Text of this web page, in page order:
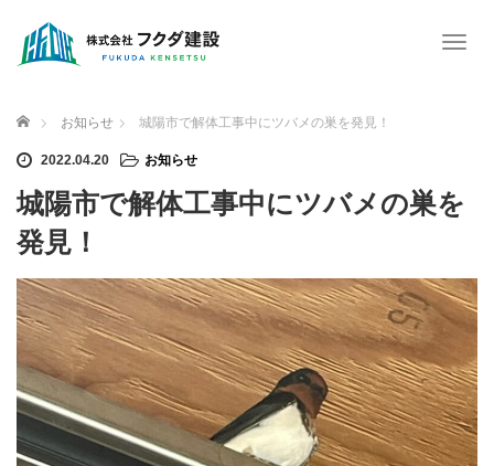
T
a
v
a
t
n
ホーム お知らせ 城陽市で解体工事中にツバメの巣を発見！
2022.04.20 お知らせ
城陽市で解体工事中にツバメの巣を
発見！